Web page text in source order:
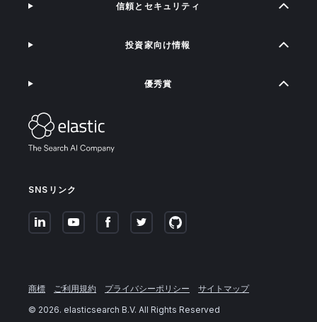
SNSリンク
信頼とセキュリティ
投資家向け情報
優秀賞
商標 ご利用規約 プライバシーポリシー
サイトマップ
© 2026. elasticsearch B.V. All Rights Reserved